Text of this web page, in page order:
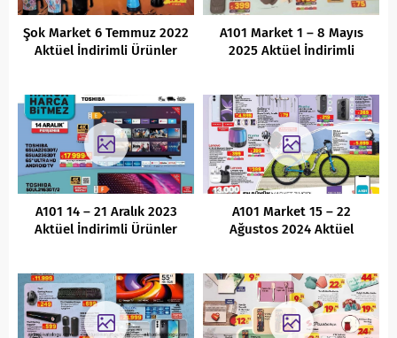
Şok Market 6 Temmuz 2022
Aktüel İndirimli Ürünler
A101 Market 1 – 8 Mayıs
2025 Aktüel İndirimli
A101 14 – 21 Aralık 2023
Aktüel İndirimli Ürünler
A101 Market 15 – 22
Ağustos 2024 Aktüel